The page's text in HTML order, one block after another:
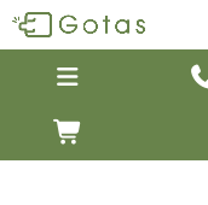

